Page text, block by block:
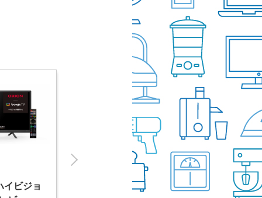
イビジョ
マキタ 充電式クリーナー
タイガー魔法